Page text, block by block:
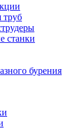
труб
станки
бурения